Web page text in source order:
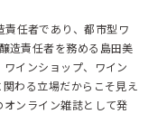
任者であり、都市型ワ
造責任者を務める島田美
インショップ、ワイン
わる立場だからこそ見え
ンライン雑誌として発